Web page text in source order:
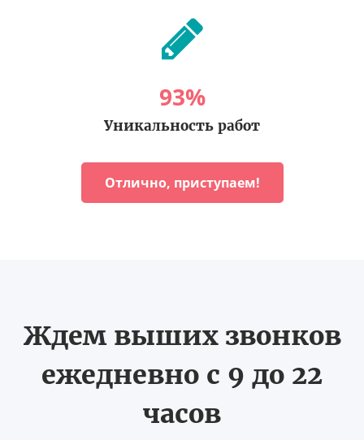
93%
Уникальность работ
Отлично, приступаем!
Ждем выших звонков
ежедневно с 9 до 22
часов